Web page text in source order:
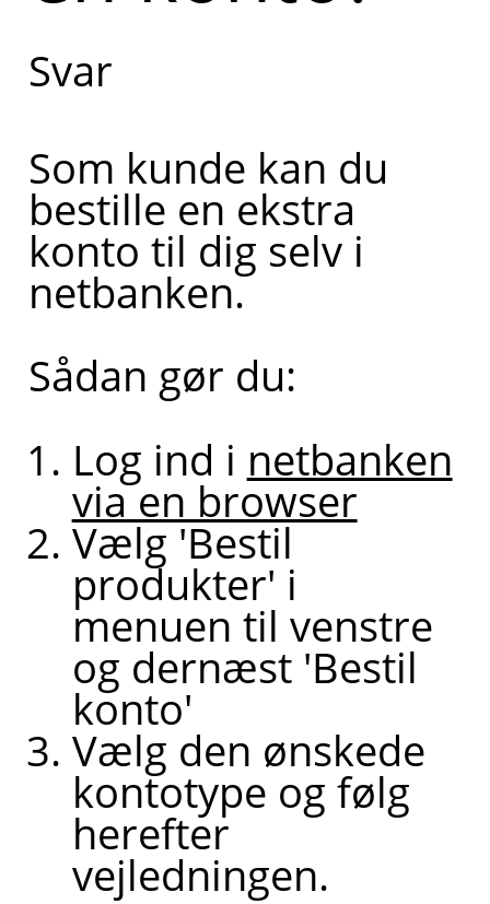
Svar
Som kunde kan du
bestille en ekstra
konto til dig selv i
netbanken.
Sådan gør du:
Log ind i netbanken
via en browser
Vælg 'Bestil
produkter' i
menuen til venstre
og dernæst 'Bestil
konto'
Vælg den ønskede
kontotype og følg
herefter
vejledningen.
hvordan
opretter
en konto.
Kan du
fortælle
om, hvad
brug for
hjælp til?